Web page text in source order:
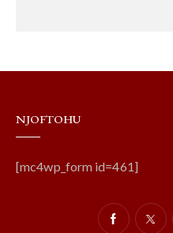
NJOFTOHU
[mc4wp_form id=461]